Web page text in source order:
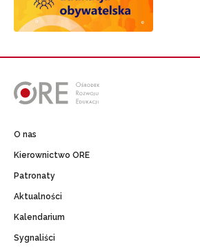
O nas
Kierownictwo ORE
Patronaty
Aktualności
Kalendarium
Sygnaliści